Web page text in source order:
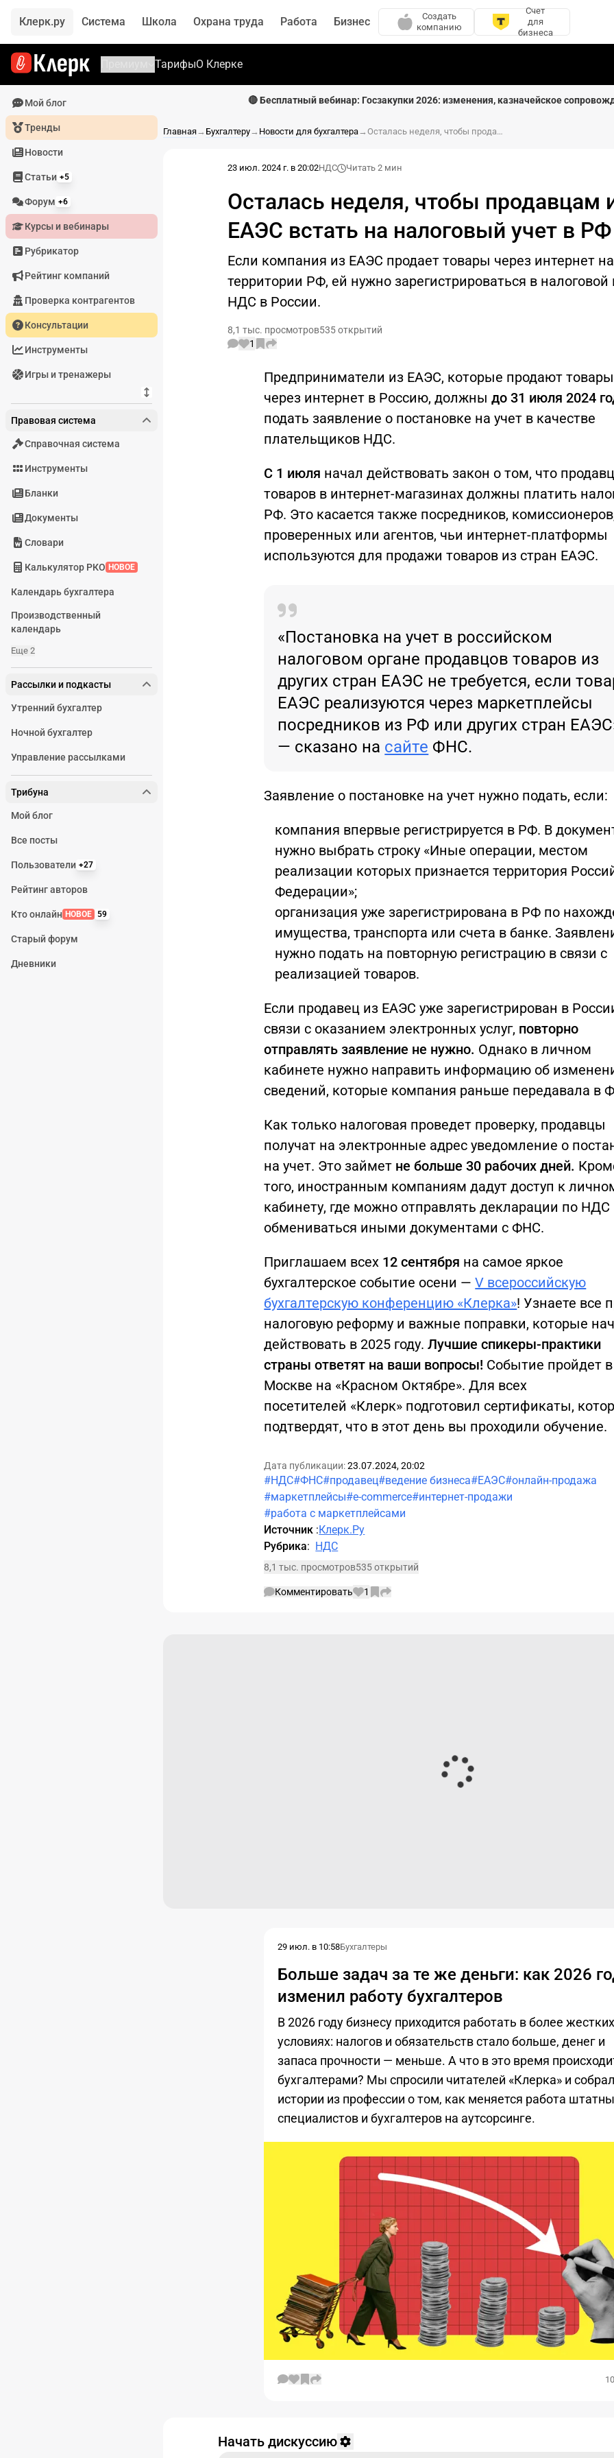
Клерк.ру Система Школа Охрана труда Работа Бизнес
Создать
компанию
Счет
для
бизнеса
ТарифыО Клерке
Мой блог
Тренды
Новости
Статьи +5
Форум +6
Курсы и вебинары
Рубрикатор
Рейтинг компаний
Проверка контрагентов
Консультации
Инструменты
Игры и тренажеры
Правовая система
Справочная система
Инструменты
Бланки
Документы
Словари
Калькулятор РКО НОВОЕ
Календарь бухгалтера
Производственный
календарь
Еще 2
Рассылки и подкасты
Утренний бухгалтер
Ночной бухгалтер
Управление рассылками
Трибуна
Мой блог
Все посты
Пользователи +27
Рейтинг авторов
Кто онлайн НОВОЕ 59
Старый форум
Дневники
🔴 Бесплатный вебинар: Госзакупки 2026: изменения, казначейское
Главная→ Бухгалтеру→ Новости для бухгалтера→ Осталась неделя, чтобы продавцам из ЕАЭС встать на налоговый учет в РФ
23 июл. 2024 г. в 20:02НДС Читать 2 мин
Осталась неделя, чтобы продавцам
ЕАЭС встать на налоговый учет в РФ
Если компания из ЕАЭС продает товары через интернет на
территории РФ, ей нужно зарегистрироваться в налоговой
НДС в России.
8,1 тыс. просмотров535 открытий
1
Предприниматели из ЕАЭС, которые продают товары
через интернет в Россию, должныдо 31 июля 2024
подать заявление о постановке на учет в качестве
плательщиков НДС.
С 1 июля начал действовать закон о том, что
товаров в интернет-магазинах должны платить
РФ. Это касается также посредников,
проверенных или агентов, чьи интернет-платформы
используются для продажи товаров из стран ЕАЭС.
«Постановка на учет в российском
налоговом органе продавцов товаров из
других стран ЕАЭС не требуется, если
ЕАЭС реализуются через маркетплейсы
посредников из РФ или других стран
— сказано на сайте ФНС.
Заявление о постановке на учет нужно подать, если:
компания впервые регистрируется в РФ. В
нужно выбрать строку «Иные операции, местом
реализации которых признается территория
Федерации»;
организация уже зарегистрирована в РФ по
имущества, транспорта или счета в банке.
нужно подать на повторную регистрацию в связи с
реализацией товаров.
Если продавец из ЕАЭС уже зарегистрирован в
связи с оказанием электронных услуг, повторно
отправлять заявление не нужно. Однако в личном
кабинете нужно направить информацию об
сведений, которые компания раньше передавала в
Как только налоговая проведет проверку, продавцы
получат на электронные адрес уведомление о
на учет. Это займет не больше 30 рабочих дней.
того, иностранным компаниям дадут доступ к
кабинету, где можно отправлять декларации по НДС
обмениваться иными документами с ФНС.
Приглашаем всех 12 сентября на самое яркое
бухгалтерское событие осени —V всероссийскую
бухгалтерскую конференцию «Клерка»! Узнаете все
налоговую реформу и важные поправки, которые
действовать в 2025 году.Лучшие спикеры-практики
страны ответят на ваши вопросы! Событие пройдет в
Москве на «Красном Октябре». Для всех
посетителей «Клерк» подготовил сертификаты,
подтвердят, что в этот день вы проходили обучение.
Дата публикации:23.07.2024, 20:02
#НДС#ФНС#продавец#ведение бизнеса#ЕАЭС#онлайн-продажа
#маркетплейсы#e-commerce#интернет-продажи
#работа с маркетплейсами
Источник :Клерк.Ру
Рубрика: НДС
8,1 тыс. просмотров535 открытий
Комментировать 1
29 июл. в 10:58Бухгалтеры
Больше задач за те же деньги: как 2026
изменил работу бухгалтеров
В 2026 году бизнесу приходится работать в более жестких
условиях: налогов и обязательств стало больше, денег и
запаса прочности — меньше. А что в это время
бухгалтерами? Мы спросили читателей «Клерка» и
истории из профессии о том, как меняется работа
специалистов и бухгалтеров на аутсорсинге.
Начать дискуссию